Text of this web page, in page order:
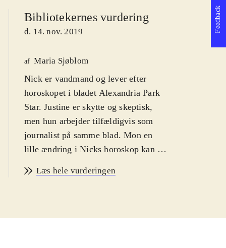
Bibliotekernes vurdering
d. 14. nov. 2019
af Maria Sjøblom
Nick er vandmand og lever efter
horoskopet i bladet Alexandria Park
Star. Justine er skytte og skeptisk,
men hun arbejder tilfældigvis som
journalist på samme blad. Mon en
lille ændring i Nicks horoskop kan få
kærlighed? Australsk feel good-
Justine har endelig fået arbejdet sig
Læs hele vurderingen
Feedback